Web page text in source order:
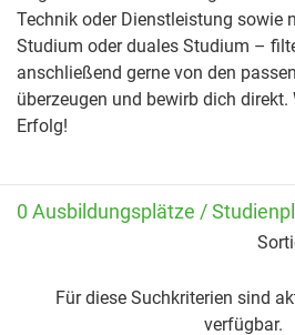
Technik oder Dienstleistung sowie
Studium oder duales Studium –
anschließend gerne von den
überzeugen und bewirb dich
Erfolg!
0 Ausbildungsplätze /
Für diese Suchkriterien sind
verfügbar.